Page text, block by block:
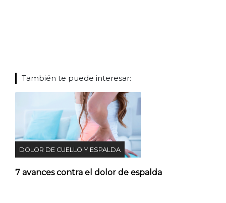
También te puede interesar:
DOLOR DE CUELLO Y ESPALDA
7 avances contra el dolor de espalda